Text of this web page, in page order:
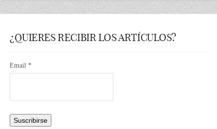
¿QUIERES RECIBIR LOS ARTÍCULOS?
Email *